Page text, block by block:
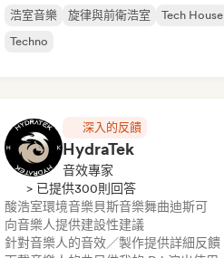
浩室音樂 旋律與前衛浩室
Tech House
Techno
深入的反饋
HydraTek
音效專家
> 已提供300則回答
酸浩室環境音樂貝斯音樂舞曲迪斯可
向音樂人提供建設性建議
針對音樂人的音效／製作提供詳細反饋